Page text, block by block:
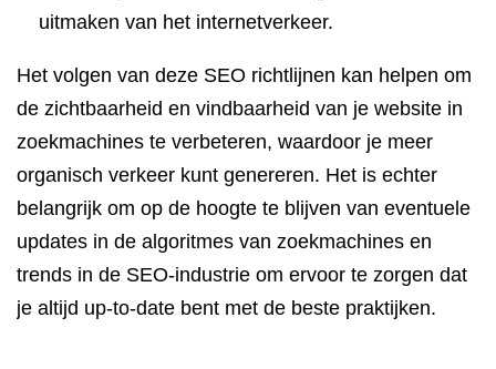
uitmaken van het internetverkeer.
Het volgen van deze SEO richtlijnen kan helpen om
de zichtbaarheid en vindbaarheid van je website in
zoekmachines te verbeteren, waardoor je meer
organisch verkeer kunt genereren. Het is echter
belangrijk om op de hoogte te blijven van eventuele
updates in de algoritmes van zoekmachines en
trends in de SEO-industrie om ervoor te zorgen dat
je altijd up-to-date bent met de beste praktijken.